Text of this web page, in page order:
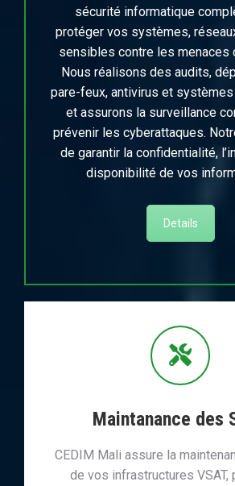
sécurité informatique
protéger vos systèmes,
sensibles contre les menaces
Nous réalisons des audits,
pare-feux, antivirus et
et assurons la surveillance
prévenir les cyberattaques.
de garantir la confidentialité,
disponibilité de vos
Details
Maintanance des
CEDIM Mali assure la
de vos infrastructures VSAT,